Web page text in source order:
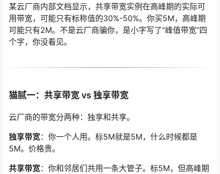
某云厂商内部文档显示，共享带宽实例在高峰期的实际可
用带宽，可能只有标称值的30%-50%。你买5M，高峰期
可能只有2M。不是云厂商骗你，是小字写了“峰值带宽”四
个字，你没看见。
猫腻一：共享带宽 vs 独享带宽
云厂商的带宽分两种：独享和共享。
独享带宽：你一个人用。标5M就是5M，什么时候都是
5M。价格贵。
共享带宽：你和邻居们共用一条大管子。标5M，但高峰期